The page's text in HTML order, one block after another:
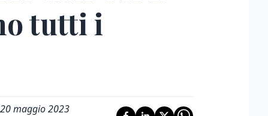
tutti i
20 maggio 2023